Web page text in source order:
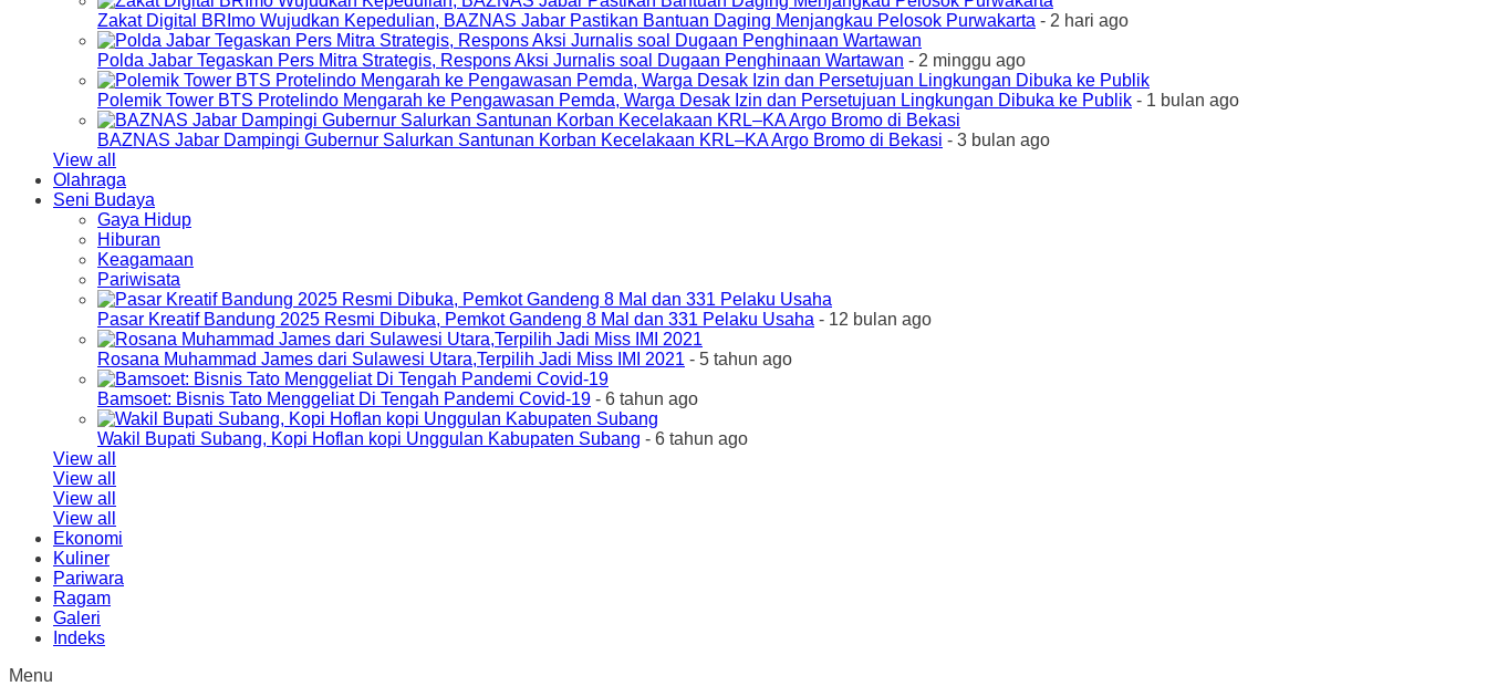
Zakat Digital BRImo Wujudkan Kepedulian, BAZNAS Jabar Pastikan Bantuan Daging Menjangkau Pelosok Purwakarta - 2 hari ago
Polda Jabar Tegaskan Pers Mitra Strategis, Respons Aksi Jurnalis soal Dugaan Penghinaan Wartawan - 2 minggu ago
Polemik Tower BTS Protelindo Mengarah ke Pengawasan Pemda, Warga Desak Izin dan Persetujuan Lingkungan Dibuka ke Publik - 1 bulan ago
BAZNAS Jabar Dampingi Gubernur Salurkan Santunan Korban Kecelakaan KRL–KA Argo Bromo di Bekasi - 3 bulan ago
View all
Olahraga
Seni Budaya
Gaya Hidup
Hiburan
Keagamaan
Pariwisata
Pasar Kreatif Bandung 2025 Resmi Dibuka, Pemkot Gandeng 8 Mal dan 331 Pelaku Usaha - 12 bulan ago
Rosana Muhammad James dari Sulawesi Utara,Terpilih Jadi Miss IMI 2021 - 5 tahun ago
Bamsoet: Bisnis Tato Menggeliat Di Tengah Pandemi Covid-19 - 6 tahun ago
Wakil Bupati Subang, Kopi Hoflan kopi Unggulan Kabupaten Subang - 6 tahun ago
View all
View all
View all
View all
Ekonomi
Kuliner
Pariwara
Ragam
Galeri
Indeks
Menu